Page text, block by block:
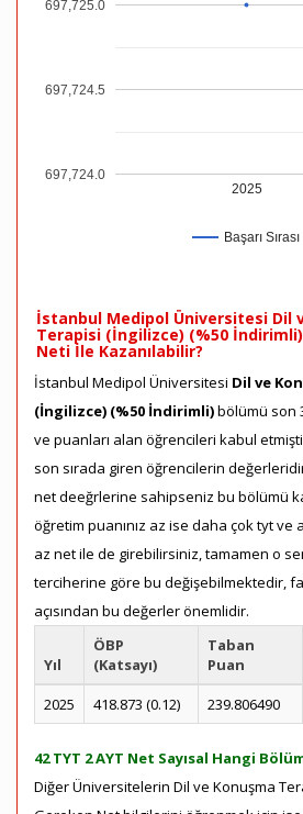
Başarı Sırası
2025
697,724.0
697,724.5
697,725.0
İstanbul Medipol Üniversitesi Dil
Terapisi (İngilizce) (%50 İndirimli)
Neti İle Kazanılabilir?
İstanbul Medipol Üniversitesi Dil ve
(İngilizce) (%50 İndirimli)bölümü son
ve puanları alan öğrencileri kabul
son sırada giren öğrencilerin
net deeğrlerine sahipseniz bu bölümü
öğretim puanınız az ise daha çok tyt
az net ile de girebilirsiniz, tamamen o
terciherine göre bu değişebilmektedir,
açısından bu değerler önemlidir.
Yıl
ÖBP
(Katsayı)
Taban
Puan
2025
418.873 (0.12) 239.806490
42 TYT 2 AYT Net Sayısal Hangi
Diğer Üniversitelerin Dil ve Konuşma